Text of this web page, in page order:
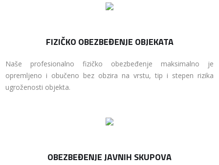
FIZIČKO OBEZBEĐENJE OBJEKATA
Naše profesionalno fizičko obezbeđenje maksimalno je
opremljeno i obučeno bez obzira na vrstu, tip i stepen rizika
ugroženosti objekta.
OBEZBEĐENJE JAVNIH SKUPOVA